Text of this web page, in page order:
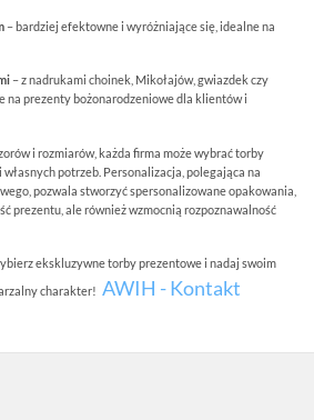
– bardziej efektowne i wyróżniające się, idealne na
– z nadrukami choinek, Mikołajów, gwiazdek czy
na prezenty bożonarodzeniowe dla klientów i
i rozmiarów, każda firma może wybrać torby
potrzeb. Personalizacja, polegająca na
pozwala stworzyć spersonalizowane opakowania,
prezentu, ale również wzmocnią rozpoznawalność
ekskluzywne torby prezentowe i nadaj swoim
charakter! AWIH - Kontakt